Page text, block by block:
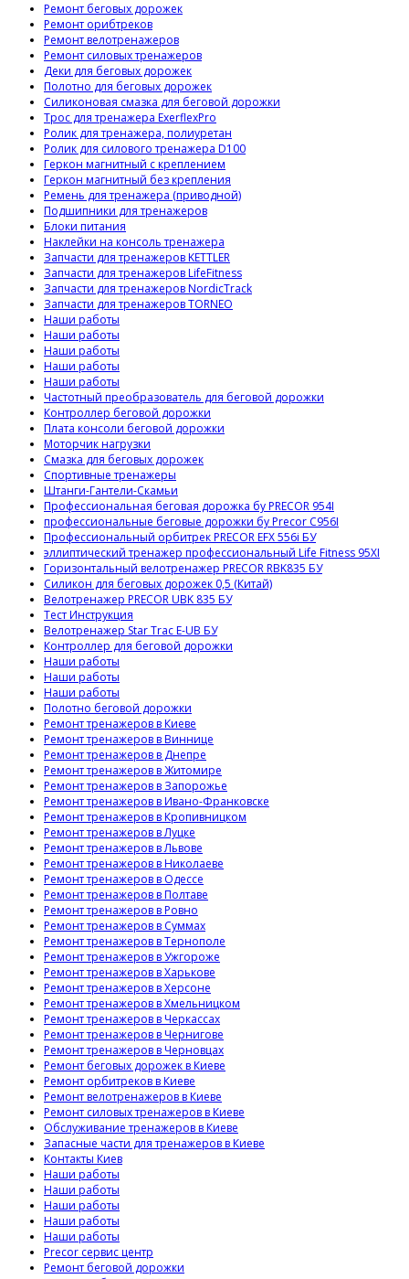
Ремонт беговых дорожек
Ремонт орибтреков
Ремонт велотренажеров
Ремонт силовых тренажеров
Деки для беговых дорожек
Полотно для беговых дорожек
Силиконовая смазка для беговой дорожки
Трос для тренажера ExerflexPro
Ролик для тренажера, полиуретан
Ролик для силового тренажера D100
Геркон магнитный с креплением
Геркон магнитный без крепления
Ремень для тренажера (приводной)
Подшипники для тренажеров
Блоки питания
Наклейки на консоль тренажера
Запчасти для тренажеров KETTLER
Запчасти для тренажеров LifeFitness
Запчасти для тренажеров NordicTrack
Запчасти для тренажеров TORNEO
Наши работы
Наши работы
Наши работы
Наши работы
Наши работы
Частотный преобразователь для беговой дорожки
Контроллер беговой дорожки
Плата консоли беговой дорожки
Моторчик нагрузки
Смазка для беговых дорожек
Спортивные тренажеры
Штанги-Гантели-Скамьи
Профессиональная беговая дорожка бу PRECOR 954I
профессиональные беговые дорожки бу Precor C956I
Профессиональный орбитрек PRECOR EFX 556i БУ
эллиптический тренажер профессиональный Life Fitness 95XI
Горизонтальный велотренажер PRECOR RBK835 БУ
Силикон для беговых дорожек 0,5 (Китай)
Велотренажер PRECOR UBK 835 БУ
Тест Инструкция
Велотренажер Star Trac E-UB БУ
Контроллер для беговой дорожки
Наши работы
Наши работы
Наши работы
Полотно беговой дорожки
Ремонт тренажеров в Киеве
Ремонт тренажеров в Виннице
Ремонт тренажеров в Днепре
Ремонт тренажеров в Житомире
Ремонт тренажеров в Запорожье
Ремонт тренажеров в Ивано-Франковске
Ремонт тренажеров в Кропивницком
Ремонт тренажеров в Луцке
Ремонт тренажеров в Львове
Ремонт тренажеров в Николаеве
Ремонт тренажеров в Одессе
Ремонт тренажеров в Полтаве
Ремонт тренажеров в Ровно
Ремонт тренажеров в Суммах
Ремонт тренажеров в Тернополе
Ремонт тренажеров в Ужгороже
Ремонт тренажеров в Харькове
Ремонт тренажеров в Херсоне
Ремонт тренажеров в Хмельницком
Ремонт тренажеров в Черкассах
Ремонт тренажеров в Чернигове
Ремонт тренажеров в Черновцах
Ремонт беговых дорожек в Киеве
Ремонт орбитреков в Киеве
Ремонт велотренажеров в Киеве
Ремонт силовых тренажеров в Киеве
Обслуживание тренажеров в Киеве
Запасные части для тренажеров в Киеве
Контакты Киев
Наши работы
Наши работы
Наши работы
Наши работы
Наши работы
Precor сервис центр
Ремонт беговой дорожки